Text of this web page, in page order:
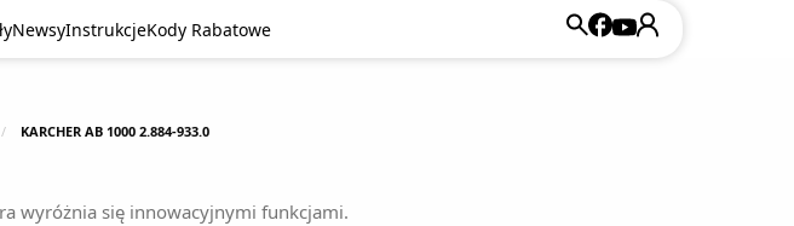
NewsyInstrukcjeKody Rabatowe
KARCHER AB 1000 2.884-933.0
wyróżnia się innowacyjnymi funkcjami.